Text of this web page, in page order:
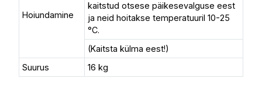
Hoiundamine
kaitstud otsese päikesevalguse eest
ja neid hoitakse temperatuuril 10-25
°C.
(Kaitsta külma eest!)
Suurus
16 kg